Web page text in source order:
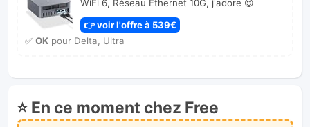
WiFi 6, Réseau Ethernet 10G, j'adore 😍
👉 voir l'offre à 539€
✅ OKpour Delta, Ultra
⭐ En ce moment chez Free